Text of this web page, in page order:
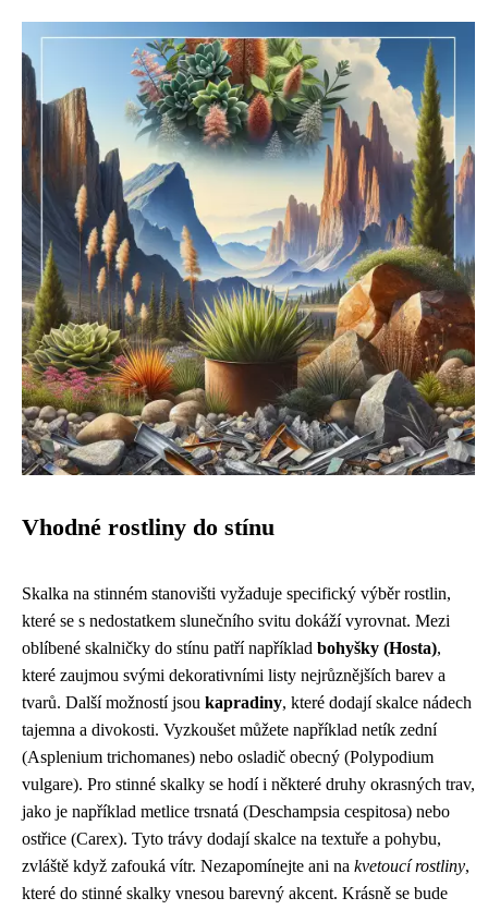
Vhodné rostliny do stínu
Skalka na stinném stanovišti vyžaduje specifický výběr rostlin,
které se s nedostatkem slunečního svitu dokáží vyrovnat. Mezi
oblíbené skalničky do stínu patří například bohyšky (Hosta),
které zaujmou svými dekorativními listy nejrůznějších barev a
tvarů. Další možností jsou kapradiny, které dodají skalce nádech
tajemna a divokosti. Vyzkoušet můžete například netík zední
(Asplenium trichomanes) nebo osladič obecný (Polypodium
vulgare). Pro stinné skalky se hodí i některé druhy okrasných trav,
jako je například metlice trsnatá (Deschampsia cespitosa) nebo
ostřice (Carex). Tyto trávy dodají skalce na textuře a pohybu,
zvláště když zafouká vítr. Nezapomínejte ani na kvetoucí rostliny,
které do stinné skalky vnesou barevný akcent. Krásně se bude